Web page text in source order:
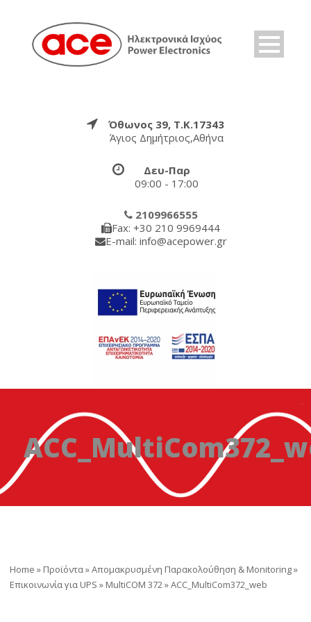
Όθωνος 39, Τ.Κ.17343
Άγιος Δημήτριος,Αθήνα
Δευ-Παρ
09:00 - 17:00
2109966555
Fax: +30 210 9969444
E-mail: info@acepower.gr
Home » Προϊόντα»Απομακρυσμένη Παρακολούθηση & Monitoring»
Επικοινωνία για UPS » MultiCOM 372»ACC_MultiCom372_web